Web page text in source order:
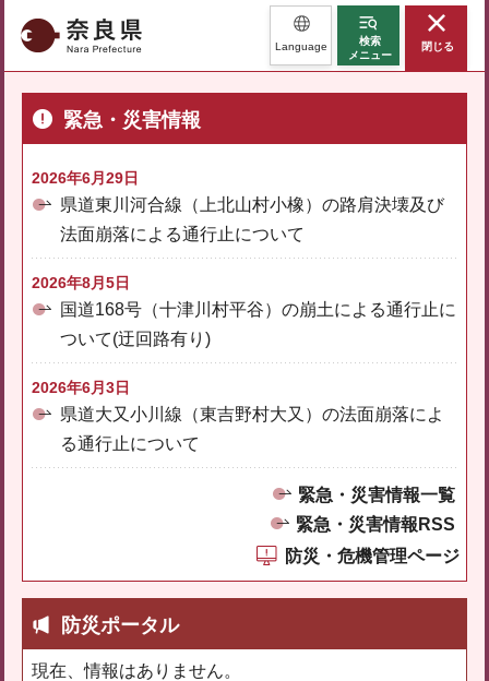
奈良県 Language
検索
メニュー
閉じる
緊急・災害情報
2026年6月29日
県道東川河合線（上北山村小橡）の路肩決壊及び
法面崩落による通行止について
2026年8月5日
国道168号（十津川村平谷）の崩土による通行止に
ついて(迂回路有り)
2026年6月3日
県道大又小川線（東吉野村大又）の法面崩落によ
る通行止について
緊急・災害情報一覧
緊急・災害情報RSS
防災・危機管理ページ
防災ポータル
現在、情報はありません。